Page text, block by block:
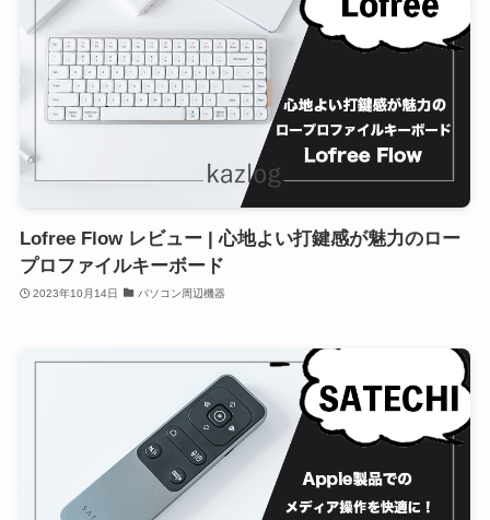
Lofree Flow レビュー | 心地よい打鍵感が魅力のロー
プロファイルキーボード
2023年10月14日 パソコン周辺機器